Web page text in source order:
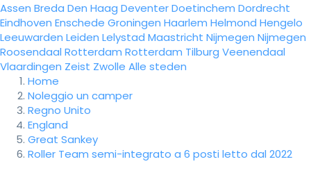
Assen Breda Den Haag DeventerDoetinchem Dordrecht
Eindhoven Enschede Groningen Haarlem Helmond Hengelo
Leeuwarden Leiden Lelystad Maastricht Nijmegen Nijmegen
Roosendaal Rotterdam Rotterdam Tilburg Veenendaal
Vlaardingen Zeist Zwolle Alle steden
Home
Noleggio un camper
Regno Unito
England
Great Sankey
Roller Team semi-integrato a 6 posti letto dal 2022